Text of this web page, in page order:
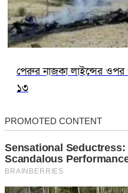
পেরুর নাজকা লাইন্সের ওপর
১৩